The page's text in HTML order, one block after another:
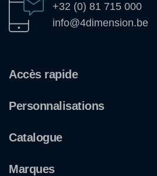
+32 (0) 81 715 000
info@4dimension.be
Accès rapide
Personnalisations
Catalogue
Marques